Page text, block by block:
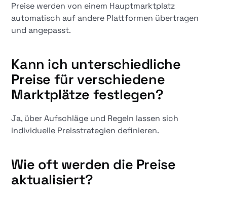
Preise werden von einem Hauptmarktplatz
automatisch auf andere Plattformen übertragen
und angepasst.
Kann ich unterschiedliche
Preise für verschiedene
Marktplätze festlegen?
Ja, über Aufschläge und Regeln lassen sich
individuelle Preisstrategien definieren.
Wie oft werden die Preise
aktualisiert?